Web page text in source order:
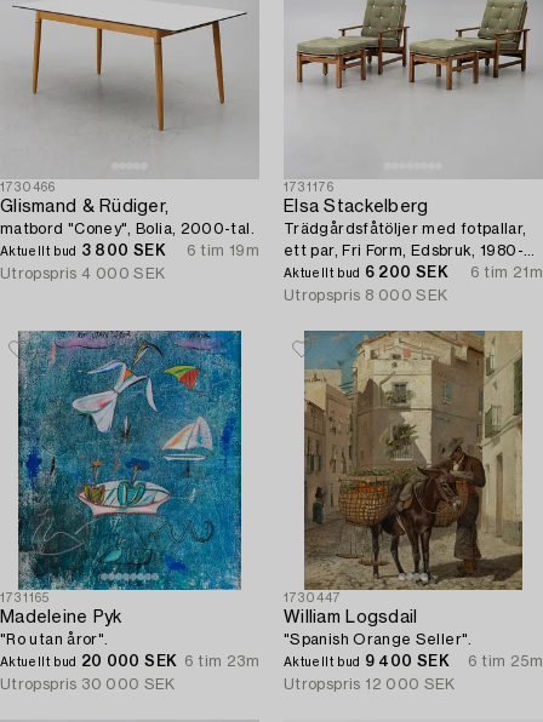
1730466
Glismand & Rüdiger,
matbord "Coney", Bolia, 2000-tal.
Aktuellt bud 3 800 SEK
6 tim 19m
Utropspris 4 000 SEK
1731176
Elsa Stackelberg
Trädgårdsfåtöljer med fotpallar,
ett par, Fri Form, Edsbruk, 1980-
tal.
Aktuellt bud 6 200 SEK
6 tim 21m
Utropspris 8 000 SEK
1731165
Madeleine Pyk
"Ro utan åror".
Aktuellt bud 20 000 SEK
6 tim 23m
Utropspris 30 000 SEK
1730447
William Logsdail
"Spanish Orange Seller".
Aktuellt bud 9 400 SEK
6 tim 25m
Utropspris 12 000 SEK